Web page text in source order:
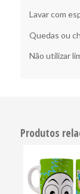
Lavar com
Quedas ou
Não utilizar
Produtos